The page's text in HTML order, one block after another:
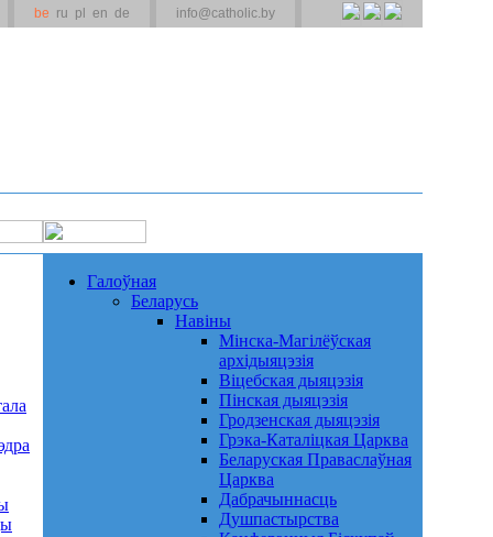
be ru pl en de info@catholic.by
Галоўная
Беларусь
Навіны
Мінска-Магілёўская
архідыяцэзія
Віцебская дыяцэзія
Пінская дыяцэзія
Гродзенская дыяцэзія
Грэка-Каталіцкая Царква
Беларуская Праваслаўная
Царква
Дабрачыннасць
Душпастырства